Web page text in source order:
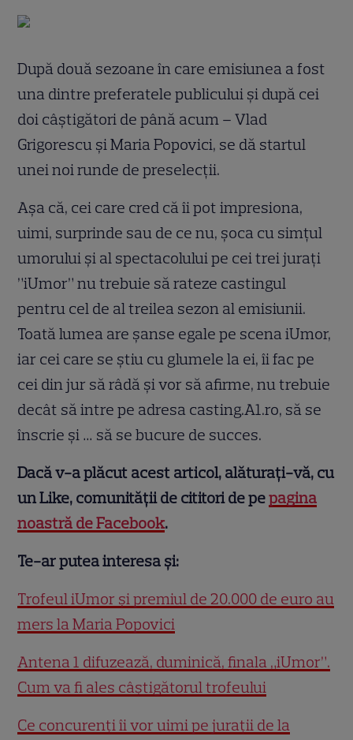
După două sezoane în care emisiunea a fost
una dintre preferatele publicului și după cei
doi câștigători de până acum – Vlad
Grigorescu și Maria Popovici, se dă startul
unei noi runde de preselecții.
Așa că, cei care cred că îi pot impresiona,
uimi, surprinde sau de ce nu, șoca cu simțul
umorului și al spectacolului pe cei trei jurați
”iUmor” nu trebuie să rateze castingul
pentru cel de al treilea sezon al emisiunii.
Toată lumea are șanse egale pe scena iUmor,
iar cei care se știu cu glumele la ei, îi fac pe
cei din jur să râdă și vor să afirme, nu trebuie
decât să intre pe adresa casting.A1.ro, să se
înscrie și … să se bucure de succes.
Dacă v-a plăcut acest articol, alăturați-vă, cu
un Like, comunității de cititori de pepagina
noastră de Facebook.
Te-ar putea interesa și:
Trofeul iUmor și premiul de 20.000 de euro au
mers la Maria Popovici
Antena 1 difuzează, duminică, finala „iUmor”.
Cum va fi ales câștigătorul trofeului
Ce concurenți îi vor uimi pe jurații de la